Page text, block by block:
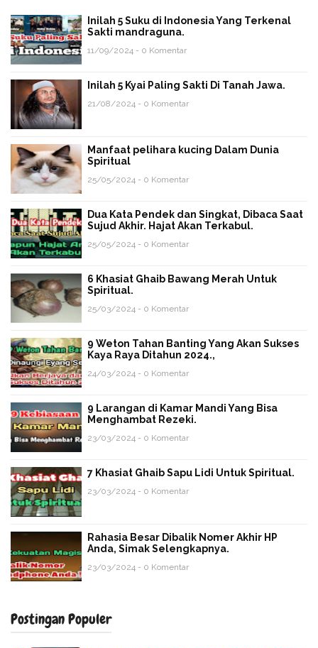
Inilah 5 Suku di Indonesia Yang Terkenal
Sakti mandraguna.
11/09/2024 - 0 Komentar
Inilah 5 Kyai Paling Sakti Di Tanah Jawa.
21/08/2024 - 0 Komentar
Manfaat pelihara kucing Dalam Dunia
Spiritual
25/05/2024 - 0 Komentar
Dua Kata Pendek dan Singkat, Dibaca Saat
Sujud Akhir. Hajat Akan Terkabul.
25/05/2024 - 0 Komentar
6 Khasiat Ghaib Bawang Merah Untuk
Spiritual.
25/03/2024 - 0 Komentar
9 Weton Tahan Banting Yang Akan Sukses
Kaya Raya Ditahun 2024.,
24/03/2024 - 0 Komentar
9 Larangan di Kamar Mandi Yang Bisa
Menghambat Rezeki.
23/03/2024 - 0 Komentar
7 Khasiat Ghaib Sapu Lidi Untuk Spiritual.
23/03/2024 - 0 Komentar
Rahasia Besar Dibalik Nomer Akhir HP
Anda, Simak Selengkapnya.
23/03/2024 - 0 Komentar
Postingan Populer